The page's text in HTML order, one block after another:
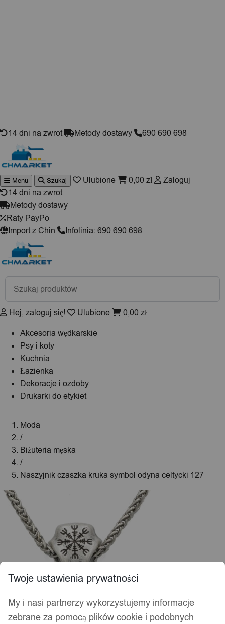
14 dni na zwrot Metody dostawy 690 690 698
Wyszukiwarka
produktów
Menu Szukaj Ulubione 0,00 zł
Zaloguj
14 dni na zwrot
Metody dostawy
Raty PayPo
Import z Chin
Infolinia: 690 690 698
Wyszukiwarka
produktów
Hej, zaloguj się! Ulubione 0,00 zł
Akcesoria wędkarskie
Psy i koty
Kuchnia
Łazienka
Dekoracje i ozdoby
Drukarki do etykiet
Moda
/
Biżuteria męska
/
Naszyjnik czaszka kruka symbol odyna celtycki 127
Twoje ustawienia prywatności
My i nasi partnerzy wykorzystujemy informacje
zebrane za pomocą plików cookie i podobnych